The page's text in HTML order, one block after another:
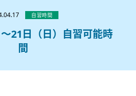
秋田土崎校
自習時間
21日（日）自習可能時
間